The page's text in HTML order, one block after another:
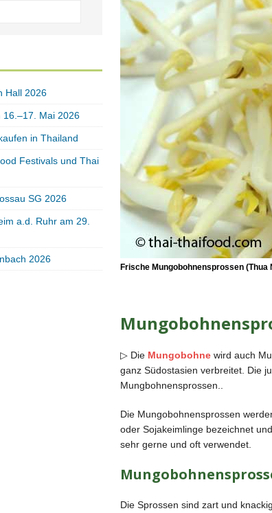
Frische Mungobohnensprossen (Thua
▷ Die Mungobohnewird auch
ganz Südostasien verbreitet. Die
Mungbohnensprossen..
Die Mungobohnensprossen
oder Sojakeimlinge bezeichnet
sehr gerne und oft verwendet.
Die Sprossen sind zart und
Hall 2026
16.–17. Mai 2026
in Thailand
Festivals und Thai
SG 2026
a.d. Ruhr am 29.
2026